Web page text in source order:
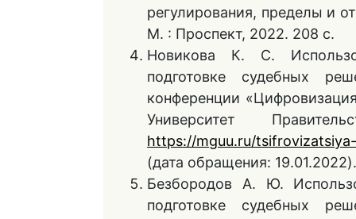
регулирования, пределы и
М. : Проспект, 2022. 208 с.
Новикова К. С.
подготовке судебных
конференции
Университет
https://mguu.ru/
(дата обращения: 19.01.2022).
Безбородов А. Ю.
подготовке судебных